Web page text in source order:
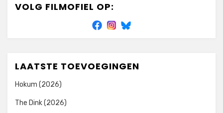
VOLG FILMOFIEL OP:
LAATSTE TOEVOEGINGEN
Hokum (2026)
The Dink (2026)